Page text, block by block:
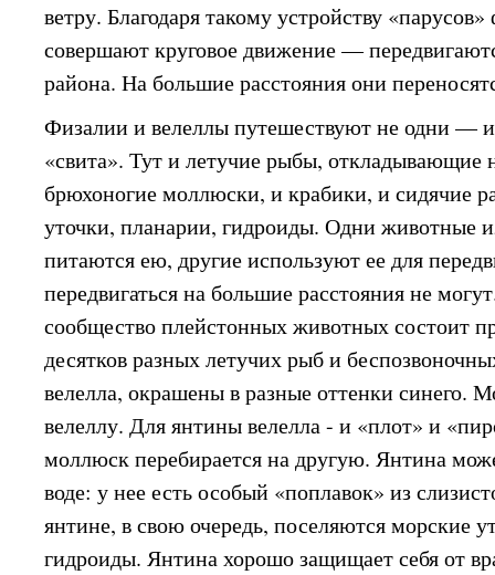
ветру. Благодаря такому устройству
совершают круговое движение —
района. На большие расстояния они
Физалии и велеллы путешествуют не одни —
«свита». Тут и летучие рыбы, откладывающие
брюхоногие моллюски, и крабики, и сидячие
уточки, планарии, гидроиды. Одни животные
питаются ею, другие используют ее для
передвигаться на большие расстояния не
сообщество плейстонных животных состоит
десятков разных летучих рыб и
велелла, окрашены в разные оттенки синего.
велеллу. Для янтины велелла - и «плот» и
моллюск перебирается на другую. Янтина
воде: у нее есть особый «поплавок» из
янтине, в свою очередь, поселяются морские
гидроиды. Янтина хорошо защищает себя от